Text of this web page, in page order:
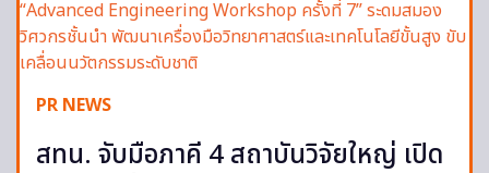
PR NEWS
สทน. จับมือภาคี 4 สถาบันวิจัยใหญ่ เปิด